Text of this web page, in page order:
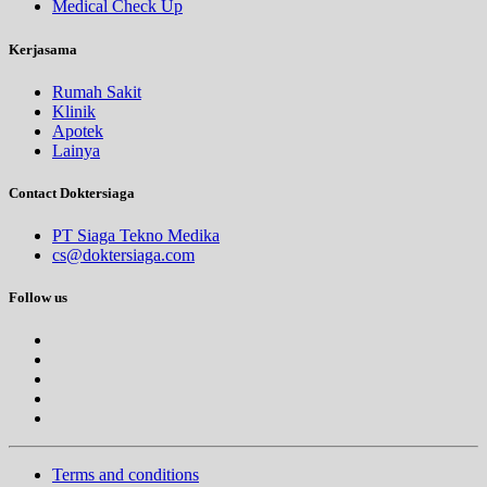
Sabtu, 05/09/2026
EKSEKUTIF
Sabtu, 05/09/2026
Jam 08:00 - 10:00
BPJS
Medical Check Up
Kerjasama
Rumah Sakit
Klinik
Apotek
Lainya
Contact Doktersiaga
PT Siaga Tekno Medika
cs@doktersiaga.com
Follow us
Terms and conditions